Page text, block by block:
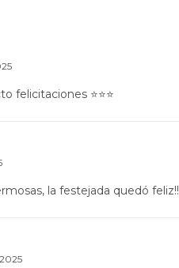
felicitaciones ⭐️⭐️⭐️
la festejada quedó feliz!!